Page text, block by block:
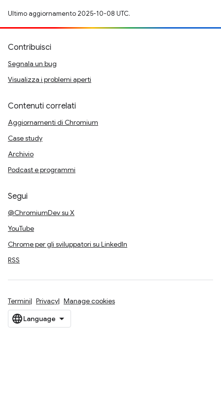
Ultimo aggiornamento 2025-10-08 UTC.
Contribuisci
Segnala un bug
Visualizza i problemi aperti
Contenuti correlati
Aggiornamenti di Chromium
Case study
Archivio
Podcast e programmi
Segui
@ChromiumDev su X
YouTube
Chrome per gli sviluppatori su LinkedIn
RSS
Termini Privacy Manage cookies